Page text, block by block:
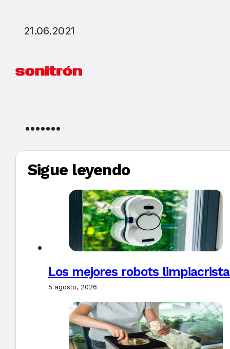
21.06.2021
Sigue leyendo
Los mejores robots
5 agosto, 2026